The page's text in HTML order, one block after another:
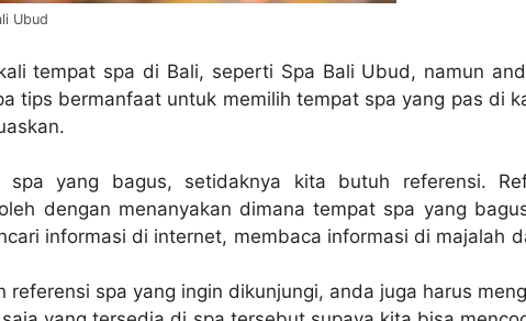
Ubud
tempat spa di Bali, seperti Spa Bali Ubud, namun
tips bermanfaat untuk memilih tempat spa yang pas di
spa yang bagus, setidaknya kita butuh referensi.
dengan menanyakan dimana tempat spa yang
informasi di internet, membaca informasi di majalah
referensi spa yang ingin dikunjungi, anda juga harus